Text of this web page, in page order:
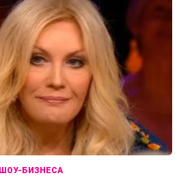
БИЗНЕСА